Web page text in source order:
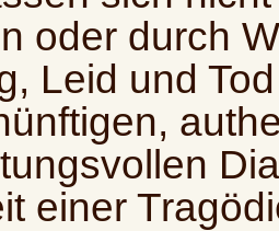
oder durch
Leid und
einer